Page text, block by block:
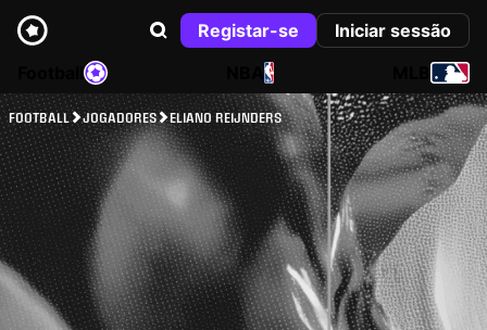
Registar-se
Iniciar sessão
NBA
FOOTBALL JOGADORES ELIANO REIJNDERS